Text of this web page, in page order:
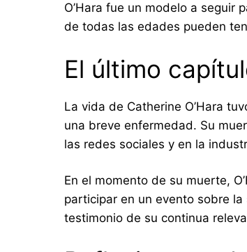
O’Hara fue un modelo a seguir
de todas las edades pueden
El último
La vida de Catherine O’Hara
una breve enfermedad. Su
las redes sociales y en la
En el momento de su muerte,
participar en un evento sobre
testimonio de su continua